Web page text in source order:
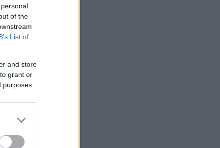
of the
List of
and store
grant or
purposes